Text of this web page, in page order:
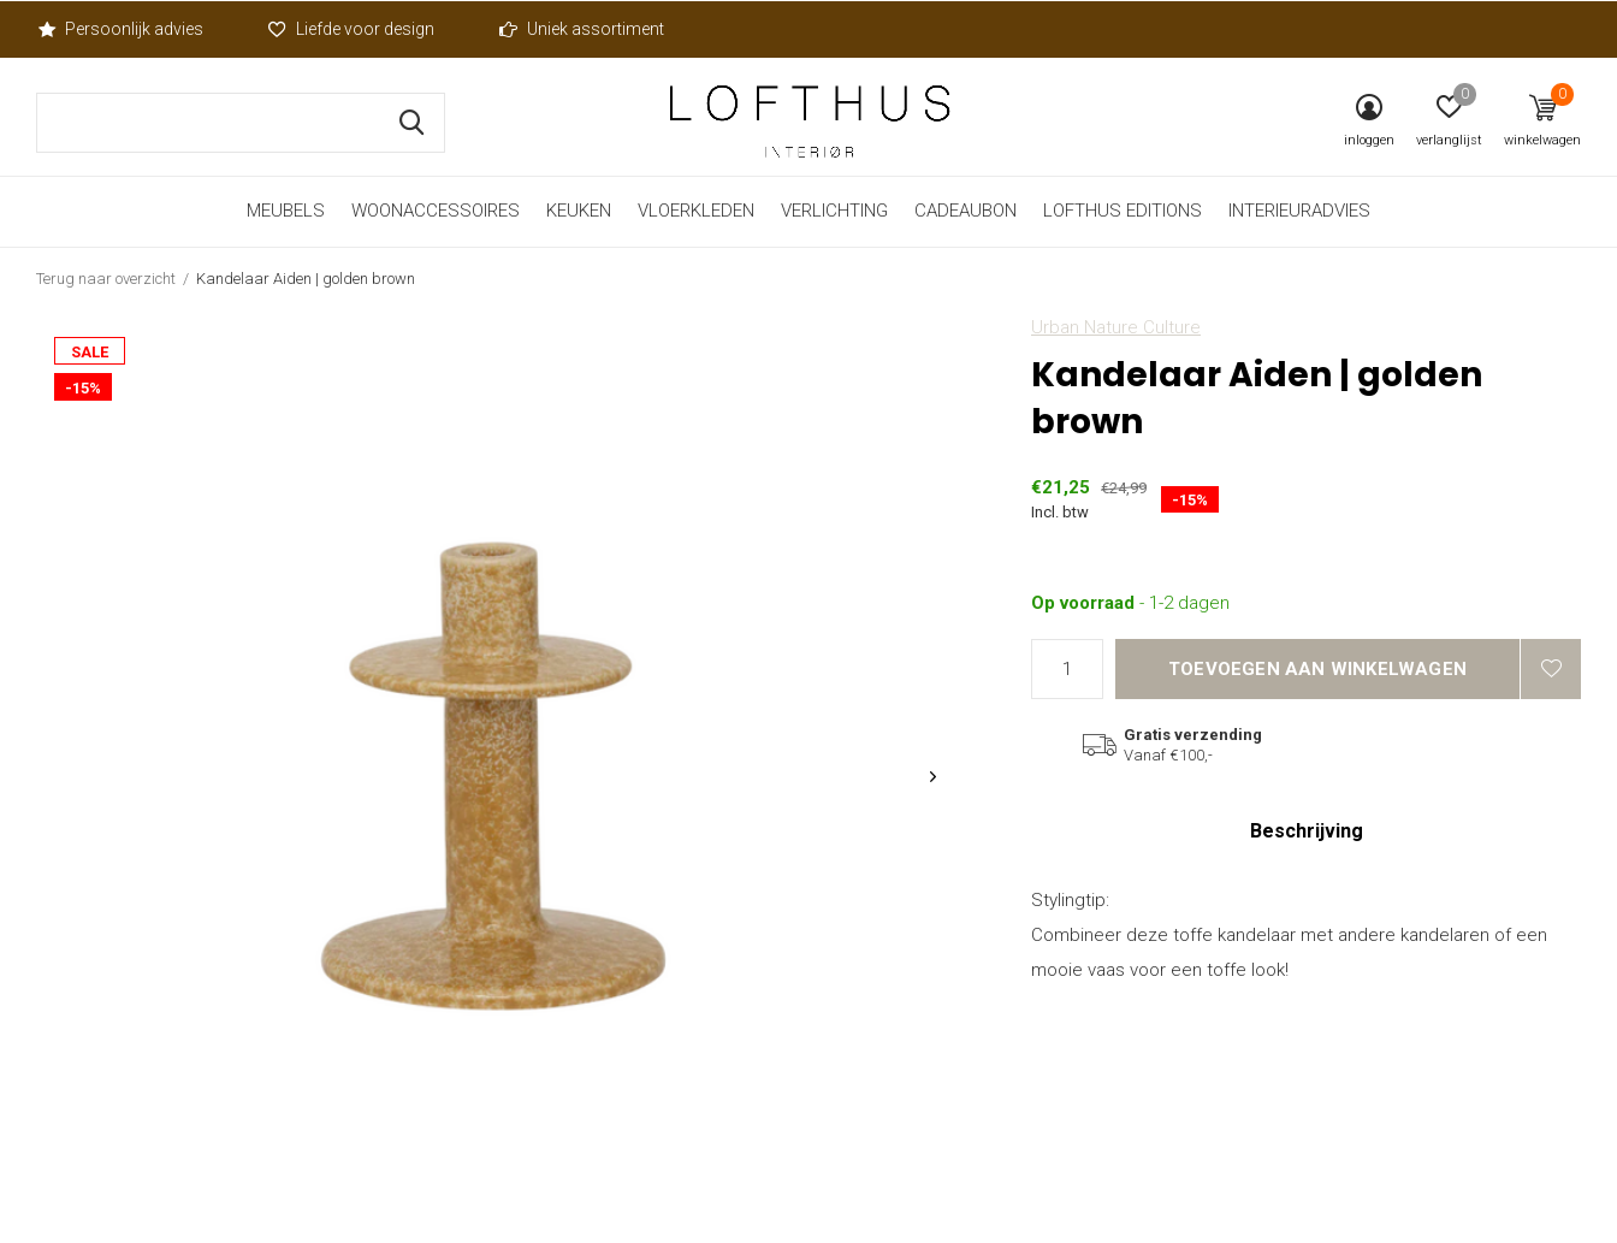
MEUBELS WOONACCESSOIRES KEUKEN VLOERKLEDEN VERLICHTING CADEAUBON LOFTHUS EDITIONS INTERIEURADVIES
inloggen verlanglijst
0
winkelwagen
0
Persoonlijk advies Liefde voor design Uniek assortiment
Terug naar overzicht Kandelaar Aiden | golden brown
SALE
-15%
Urban Nature Culture
Kandelaar Aiden | golden
brown
€21,25
€24,99
Incl. btw
-15%
Op voorraad - 1-2 dagen
TOEVOEGEN AAN WINKELWAGEN
Gratis verzending
Vanaf €100,-
Beschrijving
Stylingtip:
Combineer deze toffe kandelaar met andere kandelaren of een
mooie vaas voor een toffe look!